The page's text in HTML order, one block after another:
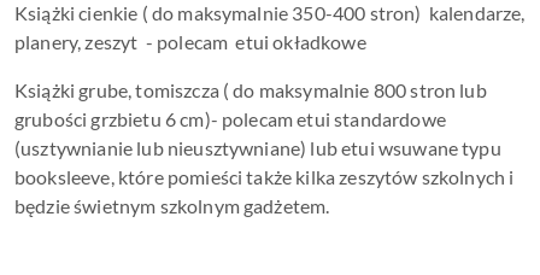
Książki cienkie ( do maksymalnie 350-400 stron) kalendarze,
planery, zeszyt - polecam etui okładkowe
Książki grube, tomiszcza ( do maksymalnie 800 stron lub
grubości grzbietu 6 cm)- polecam etui standardowe
(usztywnianie lub nieusztywniane) lub etui wsuwane typu
booksleeve, które pomieści także kilka zeszytów szkolnych i
będzie świetnym szkolnym gadżetem.